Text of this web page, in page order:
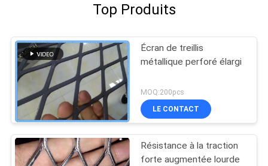
Top Produits
Écran de treillis
métallique perforé élargi
MOQ:200pcs
LE CONTACT
Résistance à la traction
forte augmentée lourde